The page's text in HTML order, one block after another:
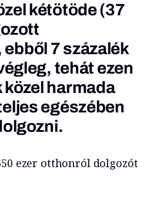
kétötöde (37
7 százalék
tehát ezen
harmada
egészében
ezer otthonról dolgozót